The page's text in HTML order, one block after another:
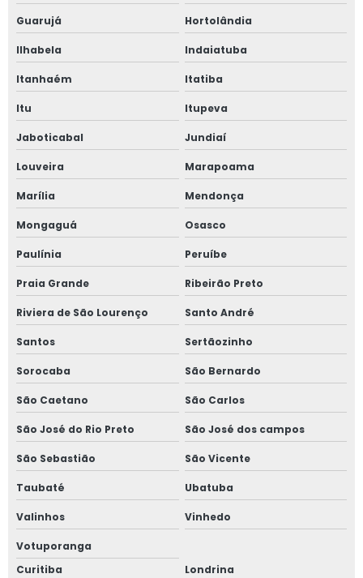
Guarujá Hortolândia
Ilhabela Indaiatuba
Itanhaém Itatiba
Itu Itupeva
Jaboticabal Jundiaí
Louveira Marapoama
Marília Mendonça
Mongaguá Osasco
Paulínia Peruíbe
Praia Grande Ribeirão Preto
Riviera de São Lourenço Santo André
Santos Sertãozinho
Sorocaba São Bernardo
São Caetano São Carlos
São José do Rio Preto São José dos campos
São Sebastião São Vicente
Taubaté Ubatuba
Valinhos Vinhedo
Votuporanga
Curitiba
Londrina